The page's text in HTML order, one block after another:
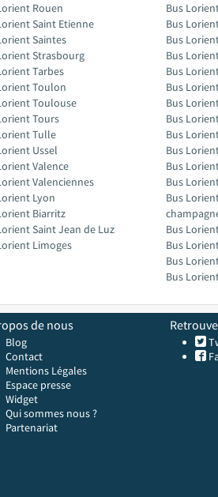
Rouen
Saint Etienne
Saintes
Strasbourg
Tarbes
Toulon
Toulouse
Tours
Tulle
Ussel
Valence
Valenciennes
Lyon
Biarritz
Saint Jean de Luz
Limoges
Bus
Bus
Bus
Bus
Bus
Bus
Bus
Bus
Bus
Bus
Bus
Bus
Bus
Bus
Bus
Bus
Bus
de nous
Blog
Contact
Mentions Légales
Espace presse
Widget
Qui sommes nous ?
Partenariat